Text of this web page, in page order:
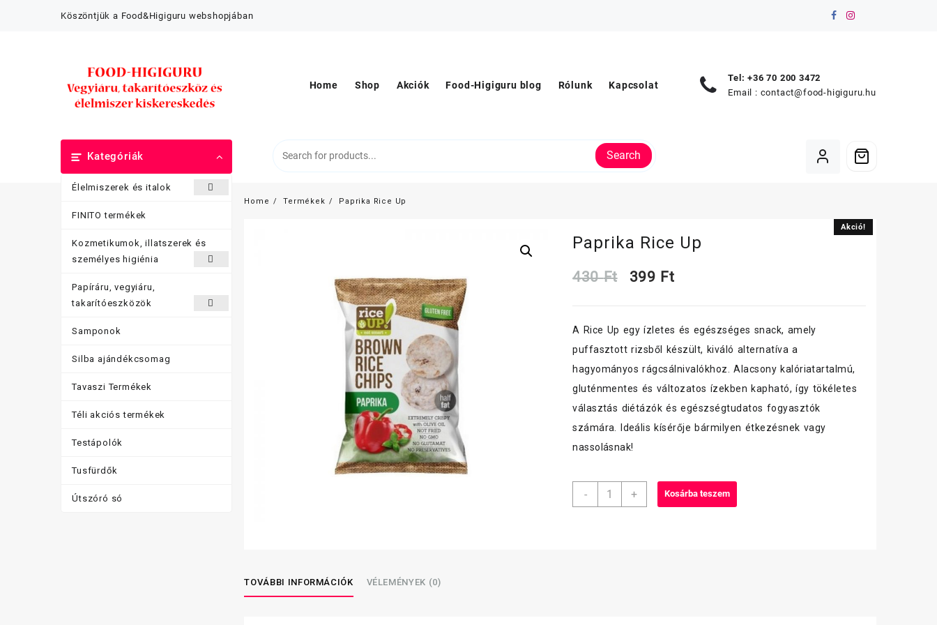
Köszöntjük a Food&Higiguru webshopjában
Home Shop Akciók Food-Higiguru blog Rólunk Kapcsolat
Tel: +36 70 200 3472
Email : contact@food-higiguru.hu
Kategóriák
Élelmiszerek és italok
FINITO termékek
Kozmetikumok, illatszerek és
személyes higiénia
Papíráru, vegyiáru,
takarítóeszközök
Samponok
Silba ajándékcsomag
Tavaszi Termékek
Téli akciós termékek
Testápolók
Tusfürdők
Útszóró só
Search
Home Termékek Paprika Rice Up
Akció!
Paprika Rice Up
430Ft
Original
was:
430 Ft.
399 FtCurrent
is:
399 Ft.
A Rice Up egy ízletes és egészséges snack, amely
puffasztott rizsből készült, kiváló alternatíva a
hagyományos rágcsálnivalókhoz. Alacsony kalóriatartalmú,
gluténmentes és változatos ízekben kapható, így tökéletes
választás diétázók és egészségtudatos fogyasztók
számára. Ideális kísérője bármilyen étkezésnek vagy
nassolásnak!
-
Paprika + Kosárba teszem
Akció!
TOVÁBBI INFORMÁCIÓK VÉLEMÉNYEK (0)